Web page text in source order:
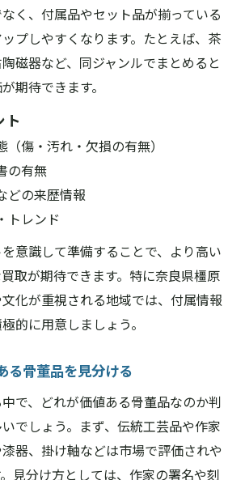
く、付属品やセット品が揃っている
プしやすくなります。たとえば、茶
磁器など、同ジャンルでまとめると
期待できます。
ト
（傷・汚れ・欠損の有無）
の有無
どの来歴情報
トレンド
意識して準備することで、より高い
取が期待できます。特に奈良県橿原
化が重視される地域では、付属情報
的に用意しましょう。
る骨董品を見分ける
で、どれが価値ある骨董品なのか判
でしょう。まず、伝統工芸品や作家
器、掛け軸などは市場で評価されや
見分け方としては、作家の署名や刻